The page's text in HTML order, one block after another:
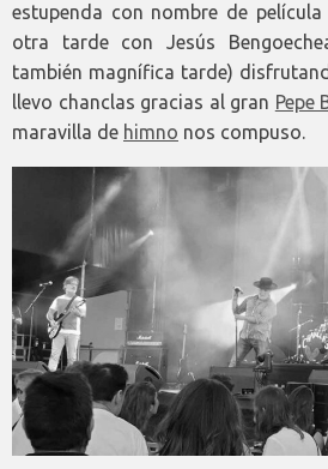
estupenda con nombre de
otra tarde con Jesús
también magnífica tarde)
llevo chanclas gracias al gran Pepe
maravilla de himno nos compuso.